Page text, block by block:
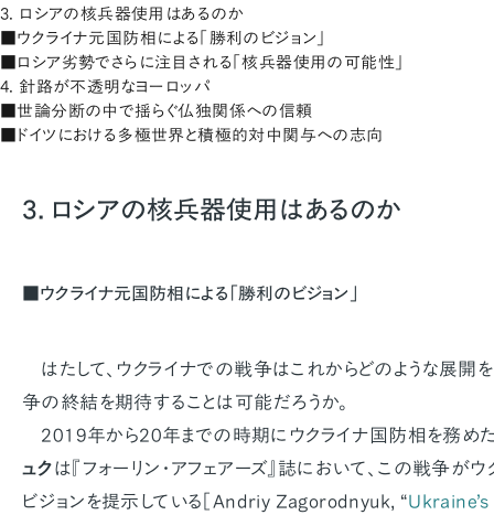
3. ロシアの核兵器使用はあるのか
■ウクライナ元国防相による「勝利のビジョン」
■ロシア劣勢でさらに注目される「核兵器使用の可能性」
4. 針路が不透明なヨーロッパ
■世論分断の中で揺らぐ仏独関係への信頼
■ドイツにおける多極世界と積極的対中関与への志向
3. ロシアの核兵器使用はあるのか
■ウクライナ元国防相による「勝利のビジョン」
はたして、ウクライナでの戦争はこれからどのような展開
争の終結を期待することは可能だろうか。
2019年から20年までの時期にウクライナ国防相を務め
ュクは『フォーリン・アフェアーズ』誌において、この戦争が
ビジョンを提示している［Andriy Zagorodnyuk, “